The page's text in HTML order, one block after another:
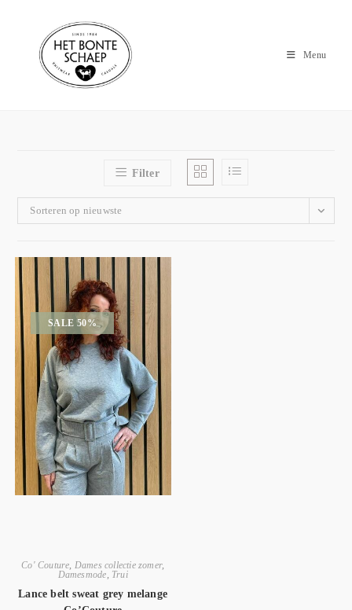
Menu
Filter
Sorteren op nieuwste
SALE 50%
Co' Couture, Dames collectie zomer,
Damesmode, Trui
Lance belt sweat grey melange